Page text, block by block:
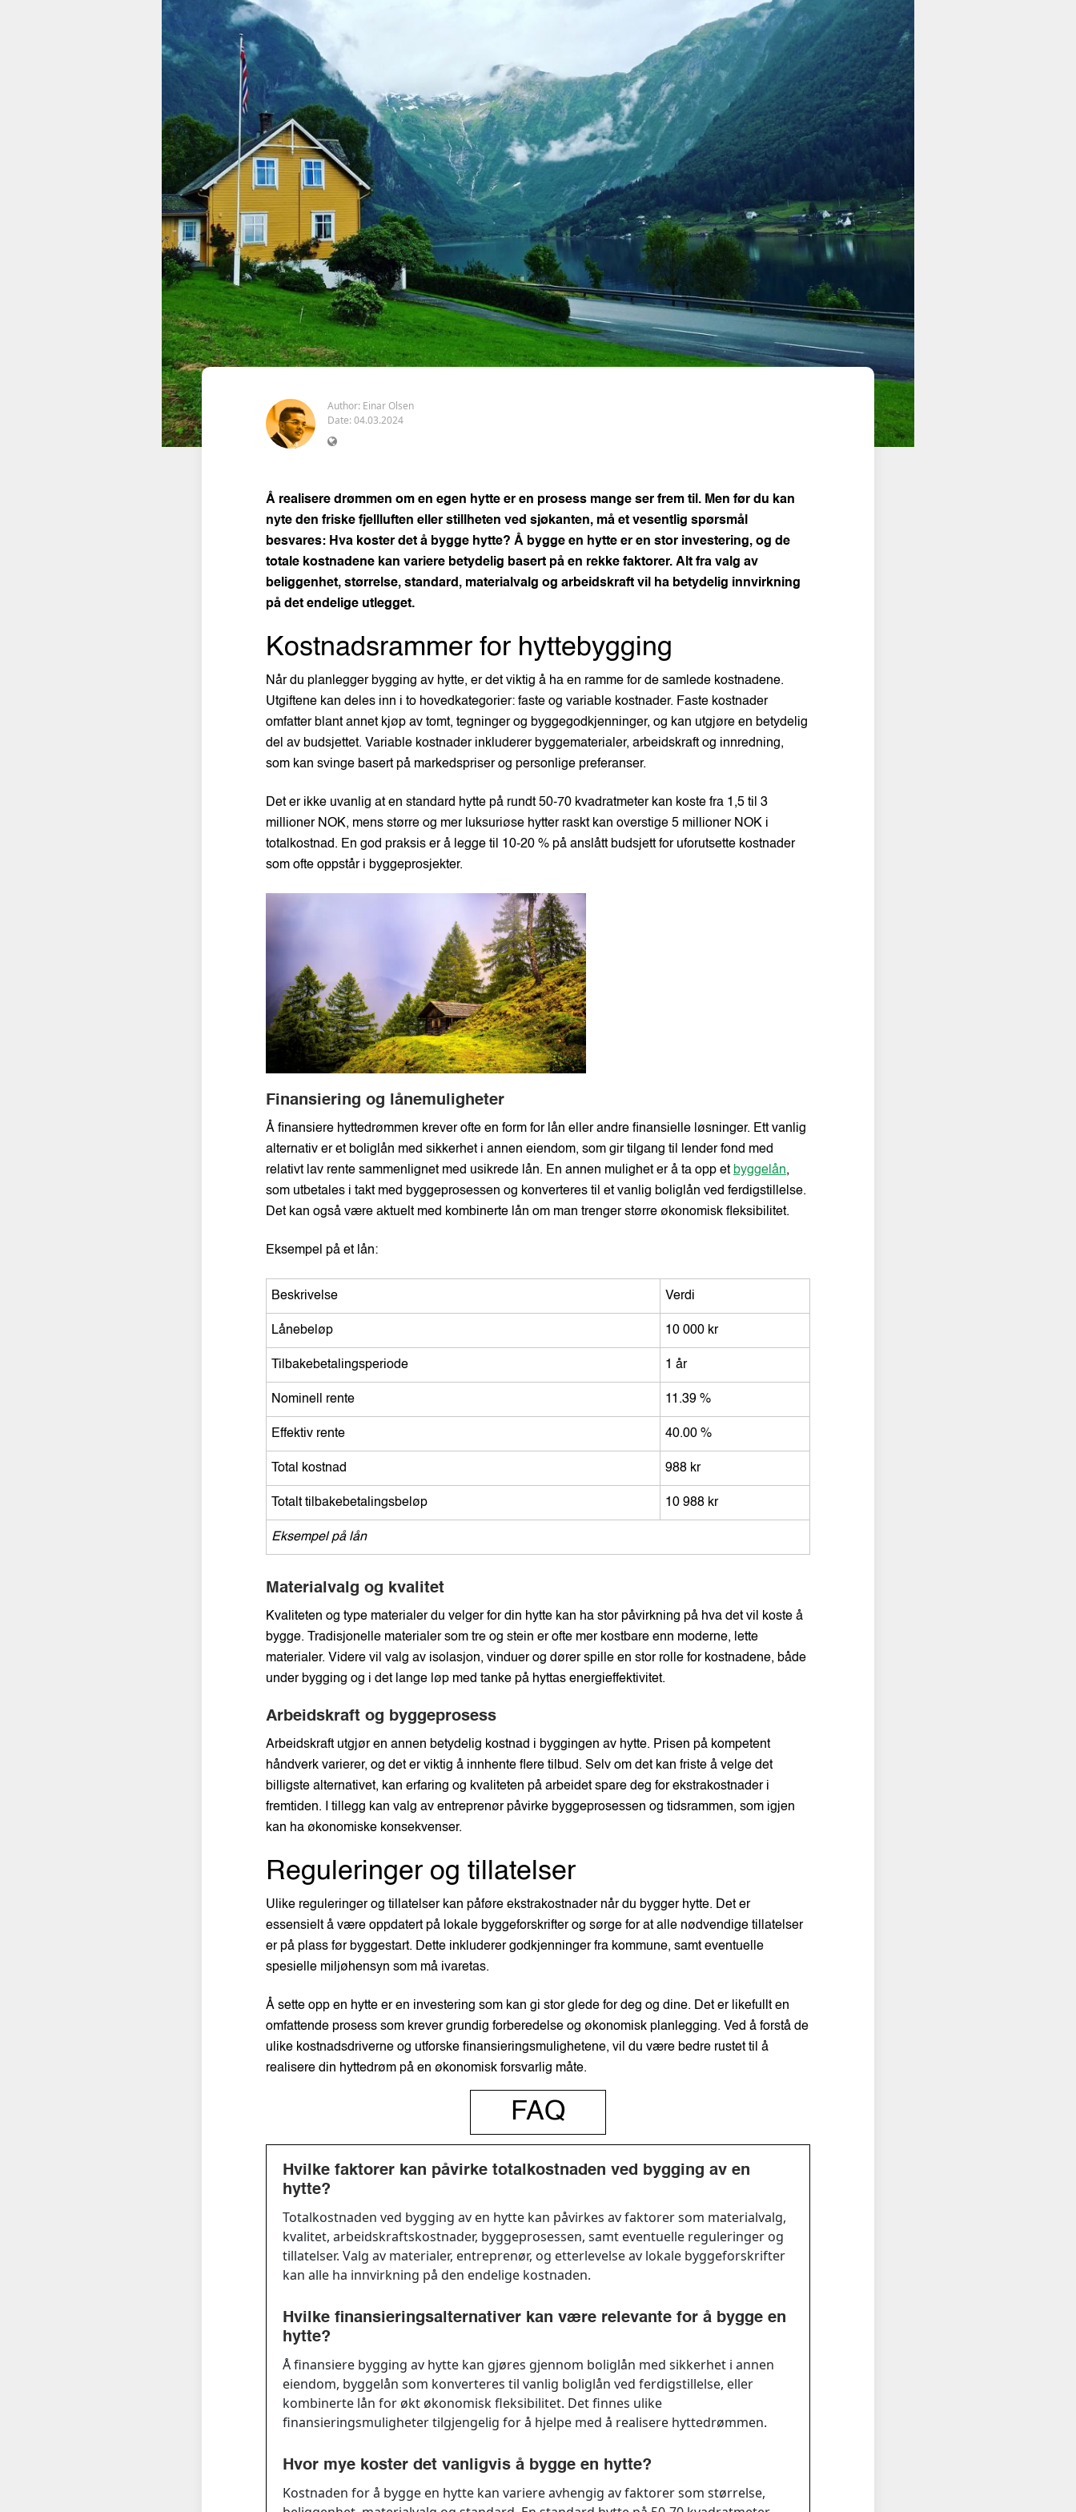
Author: Einar Olsen
Date: 04.03.2024
Å realisere drømmen om en egen hytte er en prosess mange ser frem til. Men før du kan
nyte den friske fjellluften eller stillheten ved sjøkanten, må et vesentlig spørsmål
besvares: Hva koster det å bygge hytte? Å bygge en hytte er en stor investering, og de
totale kostnadene kan variere betydelig basert på en rekke faktorer. Alt fra valg av
beliggenhet, størrelse, standard, materialvalg og arbeidskraft vil ha betydelig innvirkning
på det endelige utlegget.
Kostnadsrammer for hyttebygging
Når du planlegger bygging av hytte, er det viktig å ha en ramme for de samlede kostnadene.
Utgiftene kan deles inn i to hovedkategorier: faste og variable kostnader. Faste kostnader
omfatter blant annet kjøp av tomt, tegninger og byggegodkjenninger, og kan utgjøre en betydelig
del av budsjettet. Variable kostnader inkluderer byggematerialer, arbeidskraft og innredning,
som kan svinge basert på markedspriser og personlige preferanser.
Det er ikke uvanlig at en standard hytte på rundt 50-70 kvadratmeter kan koste fra 1,5 til 3
millioner NOK, mens større og mer luksuriøse hytter raskt kan overstige 5 millioner NOK i
totalkostnad. En god praksis er å legge til 10-20 % på anslått budsjett for uforutsette kostnader
som ofte oppstår i byggeprosjekter.
Finansiering og lånemuligheter
Å finansiere hyttedrømmen krever ofte en form for lån eller andre finansielle løsninger. Ett vanlig
alternativ er et boliglån med sikkerhet i annen eiendom, som gir tilgang til lender fond med
relativt lav rente sammenlignet med usikrede lån. En annen mulighet er å ta opp et byggelån,
som utbetales i takt med byggeprosessen og konverteres til et vanlig boliglån ved ferdigstillelse.
Det kan også være aktuelt med kombinerte lån om man trenger større økonomisk fleksibilitet.
Eksempel på et lån:
Beskrivelse Verdi
Lånebeløp 10 000 kr
Tilbakebetalingsperiode 1 år
Nominell rente 11.39 %
Effektiv rente 40.00 %
Total kostnad 988 kr
Totalt tilbakebetalingsbeløp 10 988 kr
Eksempel på lån
Materialvalg og kvalitet
Kvaliteten og type materialer du velger for din hytte kan ha stor påvirkning på hva det vil koste å
bygge. Tradisjonelle materialer som tre og stein er ofte mer kostbare enn moderne, lette
materialer. Videre vil valg av isolasjon, vinduer og dører spille en stor rolle for kostnadene, både
under bygging og i det lange løp med tanke på hyttas energieffektivitet.
Arbeidskraft og byggeprosess
Arbeidskraft utgjør en annen betydelig kostnad i byggingen av hytte. Prisen på kompetent
håndverk varierer, og det er viktig å innhente flere tilbud. Selv om det kan friste å velge det
billigste alternativet, kan erfaring og kvaliteten på arbeidet spare deg for ekstrakostnader i
fremtiden. I tillegg kan valg av entreprenør påvirke byggeprosessen og tidsrammen, som igjen
kan ha økonomiske konsekvenser.
Reguleringer og tillatelser
Ulike reguleringer og tillatelser kan påføre ekstrakostnader når du bygger hytte. Det er
essensielt å være oppdatert på lokale byggeforskrifter og sørge for at alle nødvendige tillatelser
er på plass før byggestart. Dette inkluderer godkjenninger fra kommune, samt eventuelle
spesielle miljøhensyn som må ivaretas.
Å sette opp en hytte er en investering som kan gi stor glede for deg og dine. Det er likefullt en
omfattende prosess som krever grundig forberedelse og økonomisk planlegging. Ved å forstå de
ulike kostnadsdriverne og utforske finansieringsmulighetene, vil du være bedre rustet til å
realisere din hyttedrøm på en økonomisk forsvarlig måte.
FAQ
Hvilke faktorer kan påvirke totalkostnaden ved bygging av en
hytte?
Totalkostnaden ved bygging av en hytte kan påvirkes av faktorer som materialvalg,
kvalitet, arbeidskraftskostnader, byggeprosessen, samt eventuelle reguleringer og
tillatelser. Valg av materialer, entreprenør, og etterlevelse av lokale byggeforskrifter
kan alle ha innvirkning på den endelige kostnaden.
Hvilke finansieringsalternativer kan være relevante for å bygge en
hytte?
Å finansiere bygging av hytte kan gjøres gjennom boliglån med sikkerhet i annen
eiendom, byggelån som konverteres til vanlig boliglån ved ferdigstillelse, eller
kombinerte lån for økt økonomisk fleksibilitet. Det finnes ulike
finansieringsmuligheter tilgjengelig for å hjelpe med å realisere hyttedrømmen.
Hvor mye koster det vanligvis å bygge en hytte?
Kostnaden for å bygge en hytte kan variere avhengig av faktorer som størrelse,